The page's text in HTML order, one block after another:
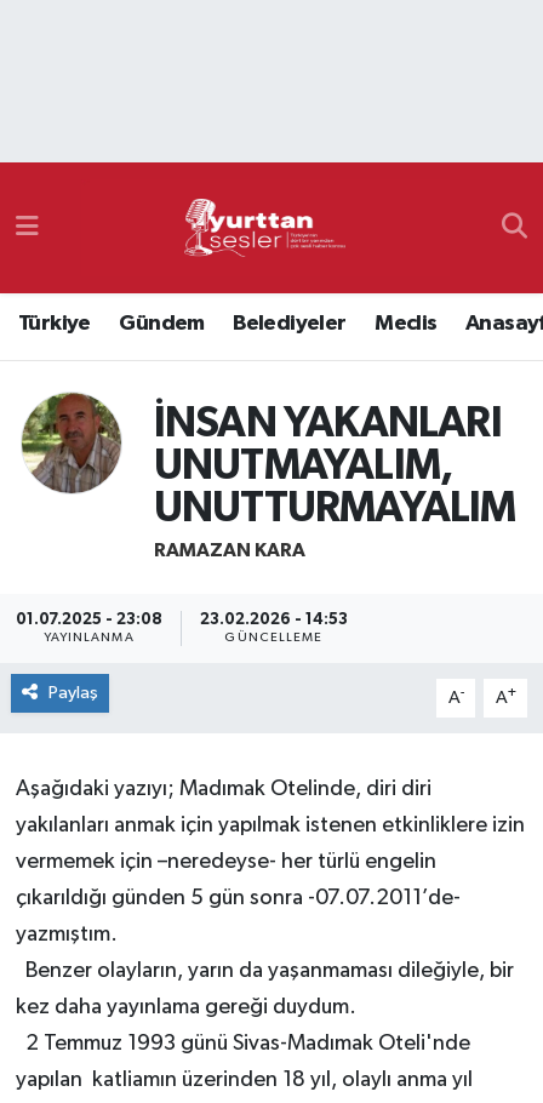
Türkiye Gündem Belediyeler Meclis
İNSAN YAKANLARI
UNUTMAYALIM,
UNUTTURMAYALIM
RAMAZAN KARA
01.07.2025 - 23:08
YAYINLANMA
23.02.2026 - 14:53
GÜNCELLEME
Paylaş A- A+
Aşağıdaki yazıyı; Madımak Otelinde, diri diri
yakılanları anmak için yapılmak istenen etkinliklere izin
vermemek için –neredeyse- her türlü engelin
çıkarıldığı günden 5 gün sonra -07.07.2011’de-
yazmıştım.
Benzer olayların, yarın da yaşanmaması dileğiyle, bir
kez daha yayınlama gereği duydum.
2 Temmuz 1993 günü Sivas-Madımak Oteli'nde
yapılan katliamın üzerinden 18 yıl, olaylı anma yıl
Namaz Vakitleri
Süper Lig Puan Durumu ve Fikstür
Tüm Manşetler
Son Dakika Haberleri
Haber Arşivi